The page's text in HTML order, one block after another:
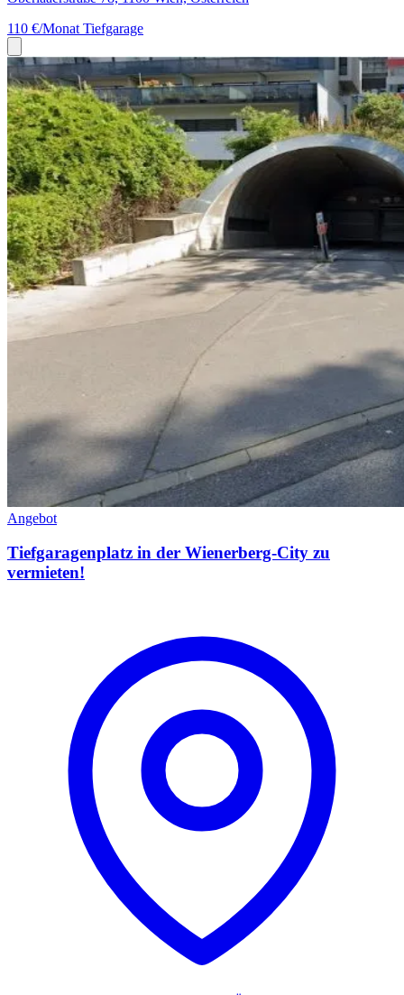
110 €/Monat Tiefgarage
Angebot
Tiefgaragenplatz in der Wienerberg-City zu
vermieten!